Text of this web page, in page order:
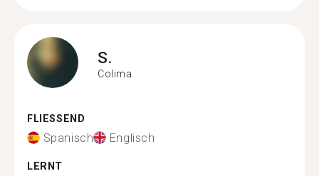
S.
Colima
FLIESSEND
Spanisch Englisch
LERNT